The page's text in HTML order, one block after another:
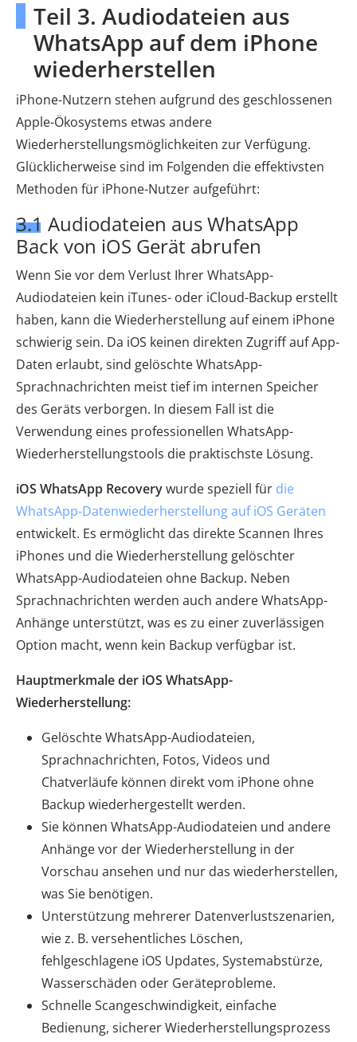
Teil 3. Audiodateien aus
WhatsApp auf dem iPhone
wiederherstellen
iPhone-Nutzern stehen aufgrund des geschlossenen
Apple-Ökosystems etwas andere
Wiederherstellungsmöglichkeiten zur Verfügung.
Glücklicherweise sind im Folgenden die effektivsten
Methoden für iPhone-Nutzer aufgeführt:
3.1 Audiodateien aus WhatsApp
Back von iOS Gerät abrufen
Wenn Sie vor dem Verlust Ihrer WhatsApp-
Audiodateien kein iTunes- oder iCloud-Backup erstellt
haben, kann die Wiederherstellung auf einem iPhone
schwierig sein. Da iOS keinen direkten Zugriff auf App-
Daten erlaubt, sind gelöschte WhatsApp-
Sprachnachrichten meist tief im internen Speicher
des Geräts verborgen. In diesem Fall ist die
Verwendung eines professionellen WhatsApp-
Wiederherstellungstools die praktischste Lösung.
iOS WhatsApp Recoverywurde speziell für die
WhatsApp-Datenwiederherstellung auf iOS Geräten
entwickelt. Es ermöglicht das direkte Scannen Ihres
iPhones und die Wiederherstellung gelöschter
WhatsApp-Audiodateien ohne Backup. Neben
Sprachnachrichten werden auch andere WhatsApp-
Anhänge unterstützt, was es zu einer zuverlässigen
Option macht, wenn kein Backup verfügbar ist.
Hauptmerkmale der iOS WhatsApp-
Wiederherstellung:
Gelöschte WhatsApp-Audiodateien,
Sprachnachrichten, Fotos, Videos und
Chatverläufe können direkt vom iPhone ohne
Backup wiederhergestellt werden.
Sie können WhatsApp-Audiodateien und andere
Anhänge vor der Wiederherstellung in der
Vorschau ansehen und nur das wiederherstellen,
was Sie benötigen.
Unterstützung mehrerer Datenverlustszenarien,
wie z. B. versehentliches Löschen,
fehlgeschlagene iOS Updates, Systemabstürze,
Wasserschäden oder Geräteprobleme.
Schnelle Scangeschwindigkeit, einfache
Bedienung, sicherer Wiederherstellungsprozess